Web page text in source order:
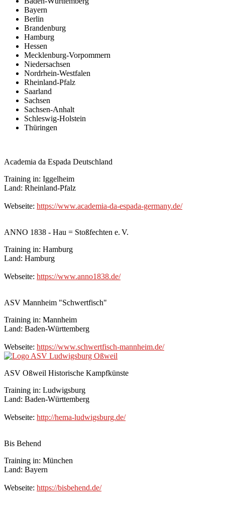
Bayern
Berlin
Brandenburg
Hamburg
Hessen
Mecklenburg-Vorpommern
Niedersachsen
Nordrhein-Westfalen
Rheinland-Pfalz
Saarland
Sachsen
Sachsen-Anhalt
Schleswig-Holstein
Thüringen
Academia da Espada Deutschland
Training in: Iggelheim
Land: Rheinland-Pfalz
Webseite: https://www.academia-da-espada-germany.de/
ANNO 1838 - Hau = Stoßfechten e. V.
Training in: Hamburg
Land: Hamburg
Webseite: https://www.anno1838.de/
ASV Mannheim "Schwertfisch"
Training in: Mannheim
Land: Baden-Württemberg
Webseite: https://www.schwertfisch-mannheim.de/
ASV Oßweil Historische Kampfkünste
Training in: Ludwigsburg
Land: Baden-Württemberg
Webseite: http://hema-ludwigsburg.de/
Bis Behend
Training in: München
Land: Bayern
Webseite: https://bisbehend.de/